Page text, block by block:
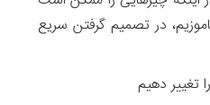
در تصمیم گرفتن سریع